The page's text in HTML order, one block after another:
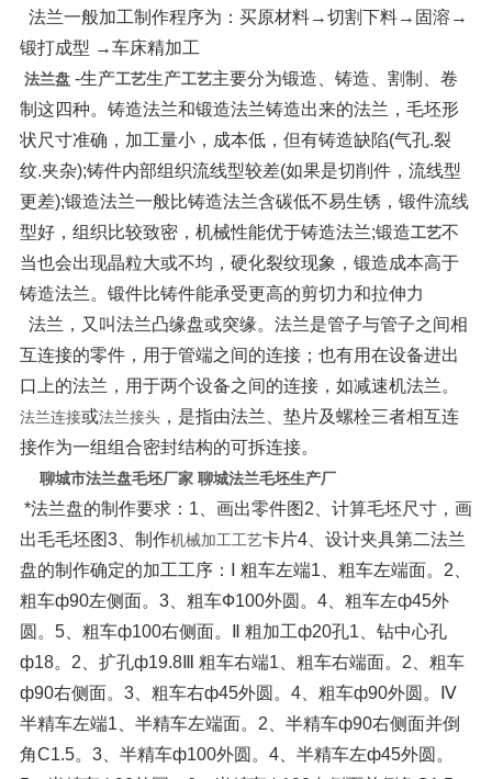
法兰一般加工制作程序为：买原材料→切割下料→固溶→
锻打成型 →车床精加工
法兰盘-生产工艺生产工艺主要分为锻造、铸造、割制、卷
制这四种。 铸造法兰和锻造法兰铸造出来的法兰，毛坯形
状尺寸准确，加工量小，成本低，但有铸造缺陷(气孔.裂
纹.夹杂);铸件内部组织流线型较差(如果是切削件，流线型
更差);锻造法兰一般比铸造法兰含碳低不易生锈，锻件流线
型好，组织比较致密，机械性能优于铸造法兰;锻造工艺不
当也会出现晶粒大或不均，硬化裂纹现象，锻造成本高于
铸造法兰。 锻件比铸件能承受更高的剪切力和拉伸力
法兰，又叫法兰凸缘盘或突缘。法兰是管子与管子之间相
互连接的零件，用于管端之间的连接；也有用在设备进出
口上的法兰，用于两个设备之间的连接，如减速机法兰。
法兰连接或法兰接头，是指由法兰、垫片及螺栓三者相互连
接作为一组组合密封结构的可拆连接。
聊城市法兰盘毛坯厂家 聊城法兰毛坯生产厂
*法兰盘的制作要求： 1、画出零件图 2、计算毛坯尺寸，画
出毛毛坯图3、制作机械加工工艺卡片4、设计夹具第二法兰
盘的制作确定的加工工序：
Ⅰ 粗车左端1、粗车左端面。2、
粗车ф90左侧面。3、粗车Ф100外圆。4、粗车左ф45外
圆。5、粗车ф100右侧面。
Ⅱ 粗加工ф20孔1、钻中心孔
ф18。2、扩孔ф19.8Ⅲ 粗车右端1、粗车右端面。2、粗车
ф90右侧面。3、粗车右ф45外圆。4、粗车ф90外圆。
Ⅳ
半精车左端1、半精车左端面。2、半精车ф90右侧面并倒
角C1.5。3、半精车ф100外圆。4、半精车左ф45外圆。